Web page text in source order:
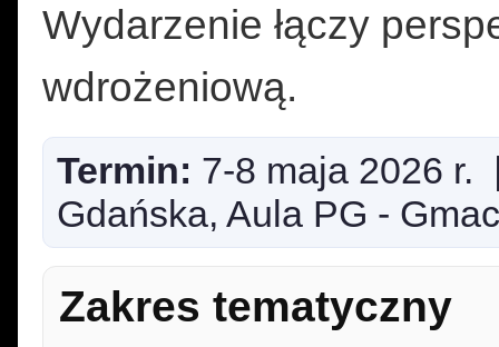
Wydarzenie łączy
wdrożeniową.
Termin: 7-8 maja 2026
Gdańska, Aula PG -
Zakres tematyczny